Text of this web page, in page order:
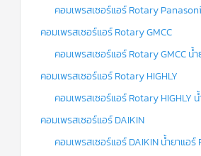
คอมเพรสเซอร์แอร์ Rotary
คอมเพรสเซอร์แอร์ Rotary GMCC
คอมเพรสเซอร์แอร์ Rotary GMCC น้ำ
คอมเพรสเซอร์แอร์ Rotary HIGHLY
คอมเพรสเซอร์แอร์ Rotary HIGHLY
คอมเพรสเซอร์แอร์ DAIKIN
คอมเพรสเซอร์แอร์ DAIKIN น้ำยาแอร์